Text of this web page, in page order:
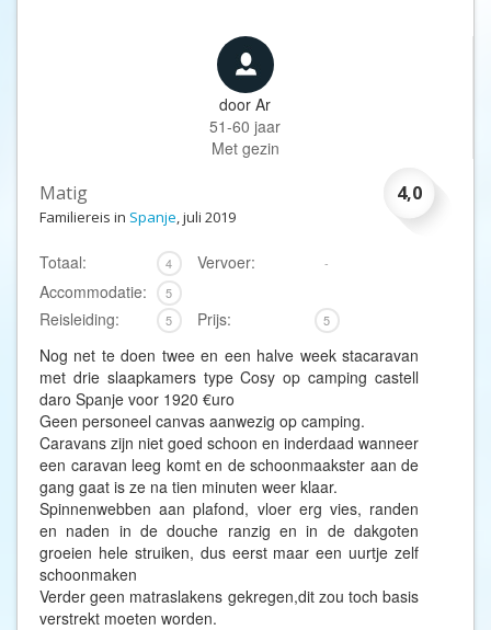
door Ar
51-60 jaar
Met gezin
4,0
Matig
Familiereis in Spanje, juli 2019
Totaal: 4 Vervoer: -
Accommodatie: 5
Reisleiding: 5 Prijs: 5
Nog net te doen twee en een halve week stacaravan
met drie slaapkamers type Cosy op camping castell
daro Spanje voor 1920 €uro
Geen personeel canvas aanwezig op camping.
Caravans zijn niet goed schoon en inderdaad wanneer
een caravan leeg komt en de schoonmaakster aan de
gang gaat is ze na tien minuten weer klaar.
Spinnenwebben aan plafond, vloer erg vies, randen
en naden in de douche ranzig en in de dakgoten
groeien hele struiken, dus eerst maar een uurtje zelf
schoonmaken
Verder geen matraslakens gekregen,dit zou toch basis
verstrekt moeten worden.